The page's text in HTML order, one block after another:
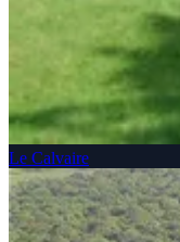
Le Calvaire